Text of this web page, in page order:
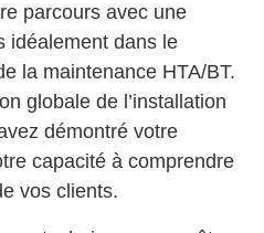
parcours avec une
idéalement dans le
la maintenance HTA/BT.
globale de l’installation
démontré votre
capacité à comprendre
vos clients.